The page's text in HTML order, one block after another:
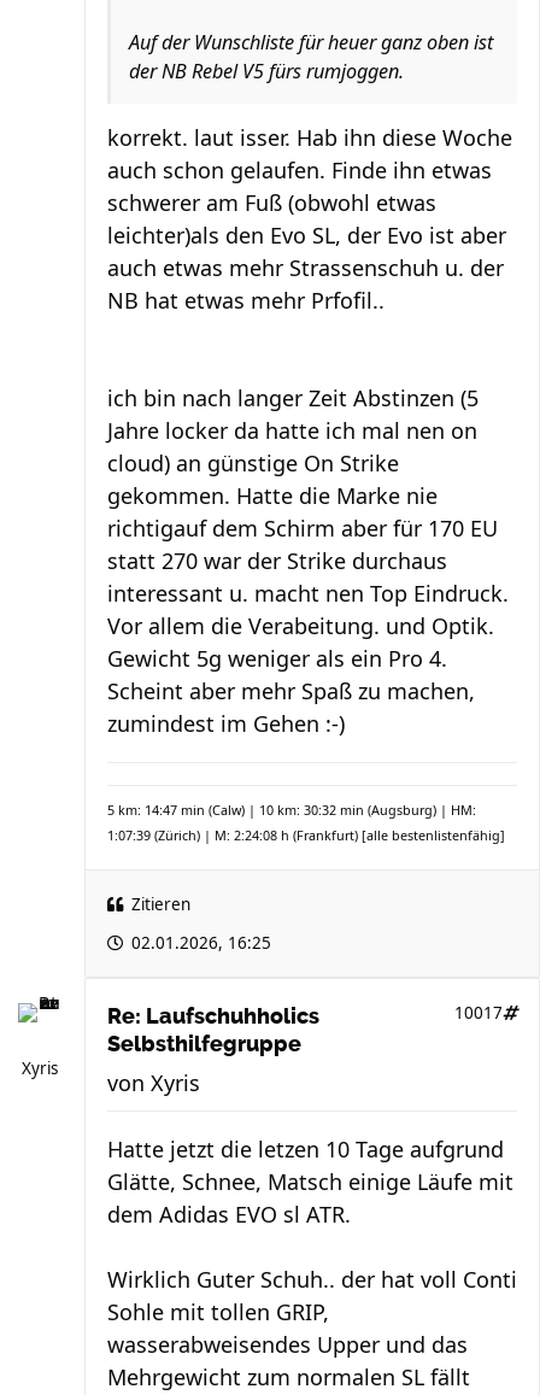
Auf der Wunschliste für heuer ganz oben ist
der NB Rebel V5 fürs rumjoggen.
korrekt. laut isser. Hab ihn diese Woche
auch schon gelaufen. Finde ihn etwas
schwerer am Fuß (obwohl etwas
leichter)als den Evo SL, der Evo ist aber
auch etwas mehr Strassenschuh u. der
NB hat etwas mehr Prfofil..
ich bin nach langer Zeit Abstinzen (5
Jahre locker da hatte ich mal nen on
cloud) an günstige On Strike
gekommen. Hatte die Marke nie
richtigauf dem Schirm aber für 170 EU
statt 270 war der Strike durchaus
interessant u. macht nen Top Eindruck.
Vor allem die Verabeitung. und Optik.
Gewicht 5g weniger als ein Pro 4.
Scheint aber mehr Spaß zu machen,
zumindest im Gehen :-)
5 km: 14:47 min (Calw) | 10 km: 30:32 min (Augsburg) | HM:
1:07:39 (Zürich) | M: 2:24:08 h (Frankfurt) [alle bestenlistenfähig]
Zitieren
02.01.2026, 16:25
Xyris
Re: Laufschuhholics
Selbsthilfegruppe
10017
von Xyris
Hatte jetzt die letzen 10 Tage aufgrund
Glätte, Schnee, Matsch einige Läufe mit
dem Adidas EVO sl ATR.
Wirklich Guter Schuh.. der hat voll Conti
Sohle mit tollen GRIP,
wasserabweisendes Upper und das
Mehrgewicht zum normalen SL fällt